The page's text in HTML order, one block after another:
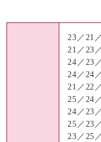
23／21
21／23
24／23
24／24
21／22
25／24
24／23
25／23
23／25